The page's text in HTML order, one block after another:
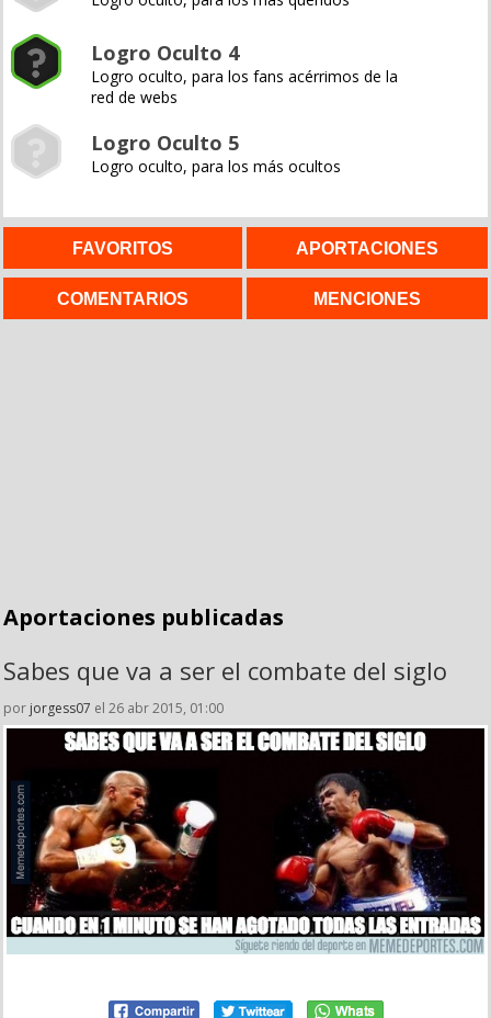
Logro Oculto 4
Logro oculto, para los fans acérrimos de la
red de webs
Logro Oculto 5
Logro oculto, para los más ocultos
FAVORITOS APORTACIONES
COMENTARIOS MENCIONES
Aportaciones publicadas
Sabes que va a ser el combate del siglo
por jorgess07 el 26 abr 2015, 01:00